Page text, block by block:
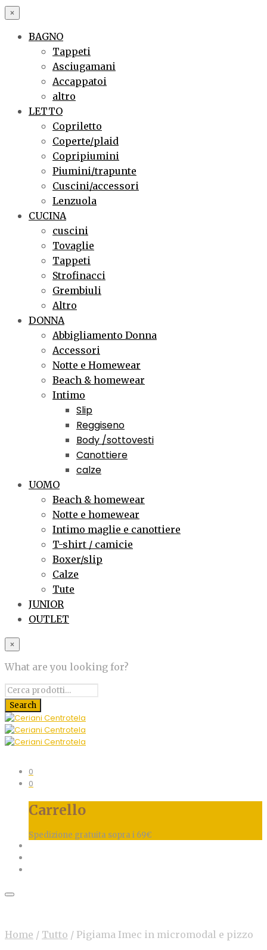
×
BAGNO
Tappeti
Asciugamani
Accappatoi
altro
LETTO
Copriletto
Coperte/plaid
Copripiumini
Piumini/trapunte
Cuscini/accessori
Lenzuola
CUCINA
cuscini
Tovaglie
Tappeti
Strofinacci
Grembiuli
Altro
DONNA
Abbigliamento Donna
Accessori
Notte e Homewear
Beach & homewear
Intimo
Slip
Reggiseno
Body /sottovesti
Canottiere
calze
UOMO
Beach & homewear
Notte e homewear
Intimo maglie e canottiere
T-shirt / camicie
Boxer/slip
Calze
Tute
JUNIOR
OUTLET
×
What are you looking for?
0
0
Carrello
Spedizione gratuita sopra i 69€
Home / Tutto / Pigiama Imec in micromodal e pizzo